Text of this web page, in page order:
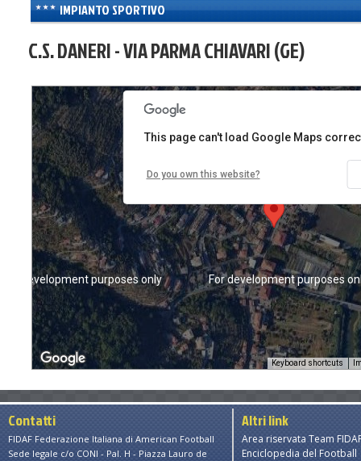
IMPIANTO SPORTIVO
C.S. DANERI - VIA PARMA CHIAVARI (GE)
For development purposes
For development purposes only
Keyboard shortcuts
This page can't load Google Maps
Do you own this website?
Contatti
FIDAF Federazione Italiana di American Football
Sede legale c/o CONI - Pal. H - Piazza Lauro de
Altri link
Area riservata Team
Enciclopedia del Football